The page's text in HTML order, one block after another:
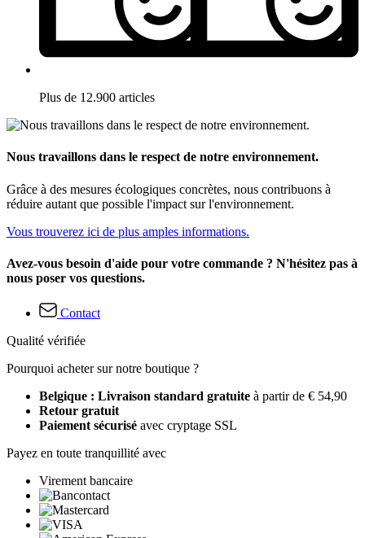
Plus de 12.900 articles
Nous travaillons dans le respect de notre environnement.
Grâce à des mesures écologiques concrètes, nous contribuons à
réduire autant que possible l'impact sur l'environnement.
Vous trouverez ici de plus amples informations.
Avez-vous besoin d'aide pour votre commande ? N'hésitez pas à
nous poser vos questions.
Contact
Qualité vérifiée
Pourquoi acheter sur notre boutique ?
Belgique : Livraison standard gratuite à partir de € 54,90
Retour gratuit
Paiement sécurisé avec cryptage SSL
Payez en toute tranquillité avec
Virement bancaire